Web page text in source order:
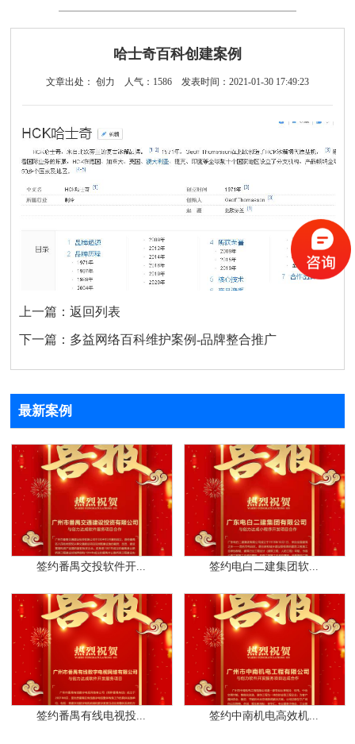
哈士奇百科创建案例
文章出处： 创力 人气： 1586 发表时间：2021-01-30 17:49:23
上一篇：返回列表
下一篇： 多益网络百科维护案例-品牌整合推广
最新案例
签约番禺交投软件开... 签约电白二建集团软...
签约番禺有线电视投... 签约中南机电高效机...